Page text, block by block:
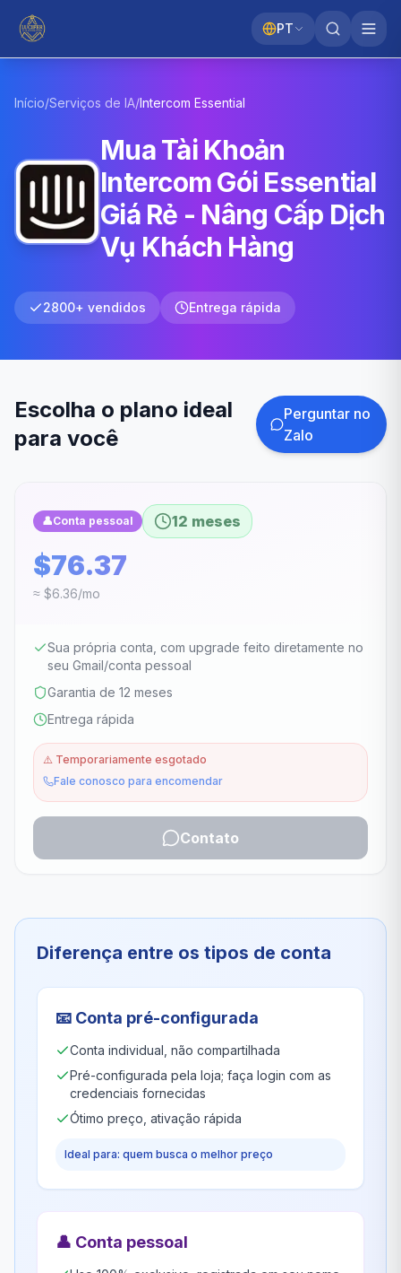
PT
Início/Serviços de IA/Intercom Essential
Mua Tài Khoản
Intercom Gói Essential
Giá Rẻ - Nâng Cấp Dịch
Vụ Khách Hàng
2800+ vendidos Entrega rápida
Escolha o plano ideal
para você
Perguntar no
Zalo
👤Conta pessoal 12 meses
$76.37
≈ $6.36/mo
Sua própria conta, com upgrade feito diretamente no
seu Gmail/conta pessoal
Garantia de 12 meses
Entrega rápida
⚠️ Temporariamente esgotado
Fale conosco para encomendar
Contato
Diferença entre os tipos de conta
📧 Conta pré-configurada
Conta individual, não compartilhada
Pré-configurada pela loja; faça login com as
credenciais fornecidas
Ótimo preço, ativação rápida
Ideal para: quem busca o melhor preço
👤 Conta pessoal